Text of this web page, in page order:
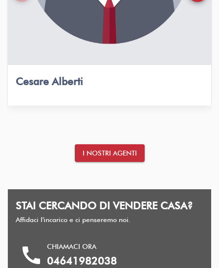
Cesare Alberti
I NOSTRI AGENTI
STAI CERCANDO DI VENDERE CASA?
Affidaci l'incarico e ci penseremo noi.
call CHIAMACI ORA
04641982038